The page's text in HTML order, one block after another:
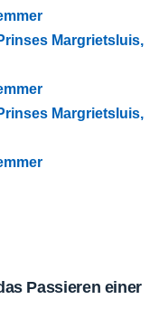
Margrietsluis,
Margrietsluis,
Passieren einer